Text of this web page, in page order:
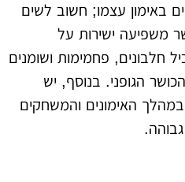
באימון עצמו; חשוב לשים
משפיעה ישירות על
חלבונים, פחמימות ושומנים
הגופני. בנוסף, יש
האימונים והמשחקים